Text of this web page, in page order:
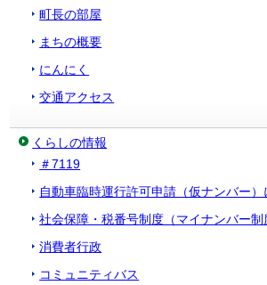
町長の部屋
まちの概要
にんにく
交通アクセス
くらしの情報
＃7119
自動車臨時運行許可申請（仮ナンバー）
社会保障・税番号制度（マイナンバー制
消費者行政
コミュニティバス